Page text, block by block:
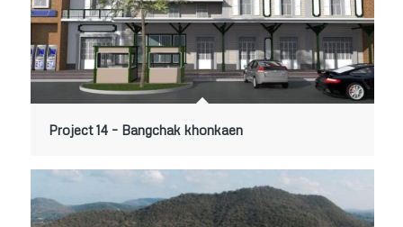
Project 14 – Bangchak khonkaen